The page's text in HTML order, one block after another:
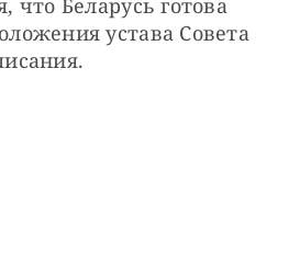
устава Совета